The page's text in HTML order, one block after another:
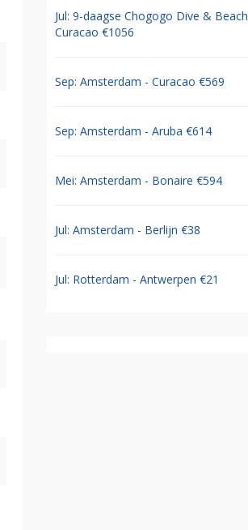
Jul: 9-daagse Chogogo Dive & Beach
Curacao €1056
Sep: Amsterdam - Curacao €569
Sep: Amsterdam - Aruba €614
Mei: Amsterdam - Bonaire €594
Jul: Amsterdam - Berlijn €38
Jul: Rotterdam - Antwerpen €21